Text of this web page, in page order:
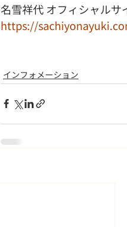
名雪祥代 オフィシャルサ
https://
インフォメーション